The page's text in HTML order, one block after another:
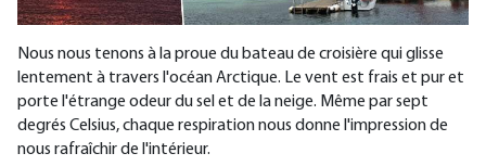
Nous nous tenons à la proue du bateau de croisière qui glisse
lentement à travers l'océan Arctique. Le vent est frais et pur et
porte l'étrange odeur du sel et de la neige. Même par sept
degrés Celsius, chaque respiration nous donne l'impression de
nous rafraîchir de l'intérieur.